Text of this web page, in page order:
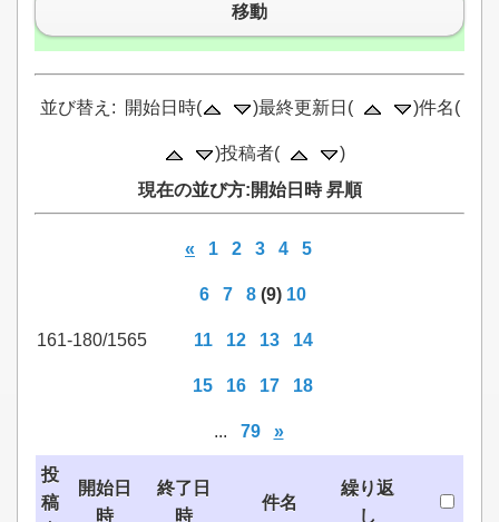
移動
並び替え: 開始日時( )最終更新日( )件名(
)投稿者(
)
現在の並び方:開始日時 昇順
161-180/1565
« 1 2 3 4 5
6 7 8 (9) 10
11 12 13 14
15 16 17 18
... 79 »
投
稿
開始日
時
終了日
時
件名
繰り返
し